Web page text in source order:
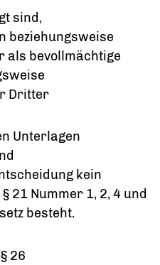
sind,
beziehungsweise
als bevollmächtige
Dritter
Unterlagen
kein
21 Nummer 1, 2, 4 und
besteht.
26